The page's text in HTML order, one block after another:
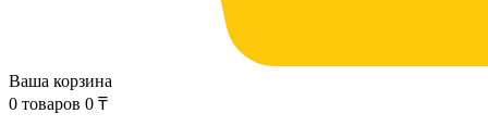
Ваша корзина
0 товаров 0 ₸